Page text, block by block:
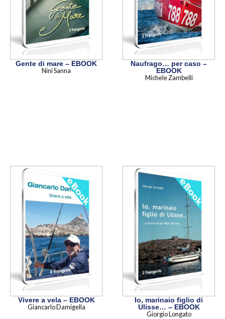
Gente di mare – EBOOK
Nini Sanna
Naufrago… per caso –
EBOOK
Michele Zambelli
Vivere a vela – EBOOK
Giancarlo Damigella
Io, marinaio figlio di
Ulisse… – EBOOK
Giorgio Longato